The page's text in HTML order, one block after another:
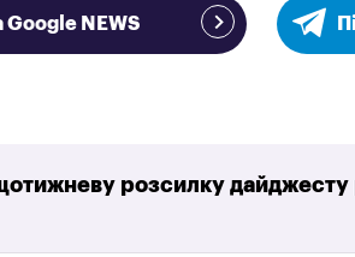
Google NEWS
розсилку дайджесту